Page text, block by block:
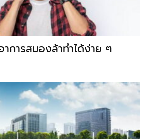
การสมองล้าทำได้ง่าย ๆ